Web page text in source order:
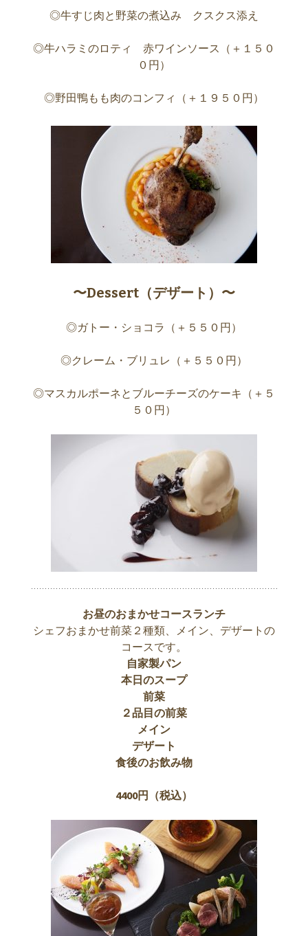
◎牛すじ肉と野菜の煮込み クスクス添え
◎牛ハラミのロティ 赤ワインソース（＋１５０
０円）
◎野田鴨もも肉のコンフィ（＋１９５０円）
〜Dessert（デザート）〜
◎ガトー・ショコラ（＋５５０円）
◎クレーム・ブリュレ（＋５５０円）
◎マスカルポーネとブルーチーズのケーキ（＋５
５０円）
お昼のおまかせコースランチ
シェフおまかせ前菜２種類、メイン、デザートの
コースです。
自家製パン
本日のスープ
前菜
２品目の前菜
メイン
デザート
食後のお飲み物
4400円（税込）